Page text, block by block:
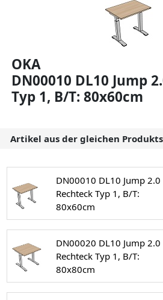
OKA
DN00010 DL10 Jump
Typ 1, B/T: 80x60cm
Artikel aus der gleichen
DN00010 DL10 Jump 2.0
Rechteck Typ 1, B/T:
80x60cm
DN00020 DL10 Jump 2.0
Rechteck Typ 1, B/T:
80x80cm